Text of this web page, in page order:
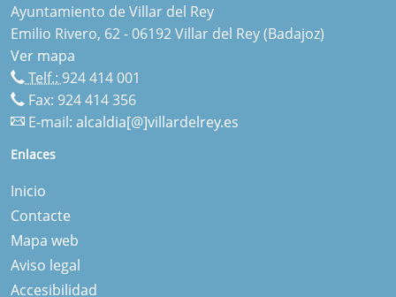
Ayuntamiento de Villar del Rey
Emilio Rivero, 62 - 06192 Villar del Rey (Badajoz)
Ver mapa
Telf.: 924 414 001
Fax: 924 414 356
E-mail: alcaldia[@]villardelrey.es
Enlaces
Inicio
Contacte
Mapa web
Aviso legal
Accesibilidad